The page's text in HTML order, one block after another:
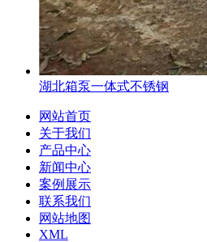
湖北箱泵一体式不锈钢
网站首页
关于我们
产品中心
新闻中心
案例展示
联系我们
网站地图
XML